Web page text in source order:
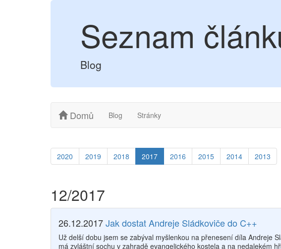
Seznam
Blog
Domů Blog Stránky
2020 2019 2018 2017 2016 2015 2014 2013
12/2017
26.12.2017Jak dostat Andreje Sládkoviče do C++
Už delší dobu jsem se zabýval myšlenkou na přenesení díla Andreje
má zvláštní sochu v zahradě evangelického kostela a na nedalekém